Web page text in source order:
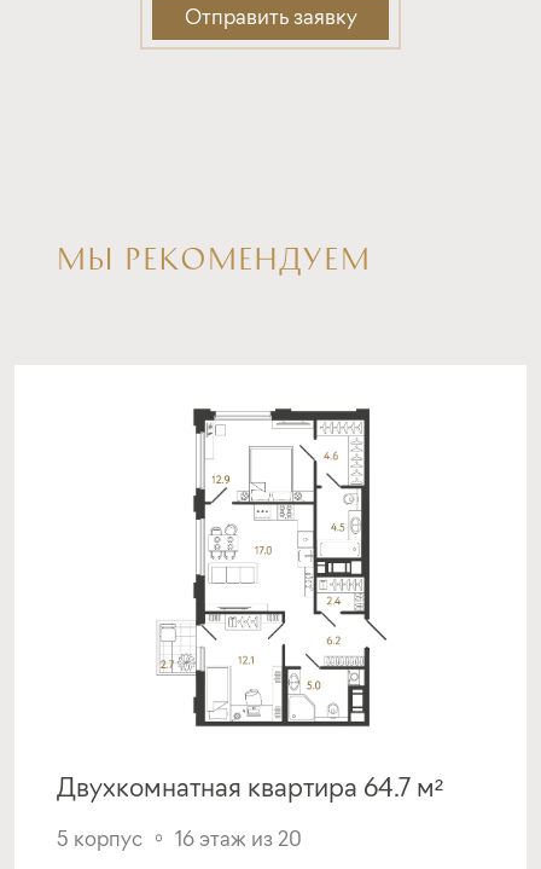
Подать заявку
ставка
1-й взнос
Программа от МКБ
Покупка квартиры в строящемся доме
с субсидией от Застройщика
1-й взнос
срок
платёж
Отправить заявку
МЫ РЕКОМЕНДУЕМ
Двухкомнатная квартира 64.7 м²
5 корпус 16 этаж из 20